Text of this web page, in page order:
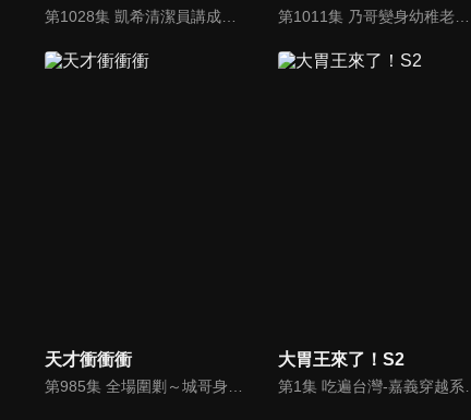
第1028集 凱希清潔員講成垃圾員！全場吐槽：這是職業歧視～
天才衝衝衝 大胃王來了！S2